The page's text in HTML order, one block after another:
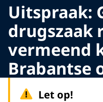
Uitspraak:
drugszaak
vermeend
Brabantse
Let op!